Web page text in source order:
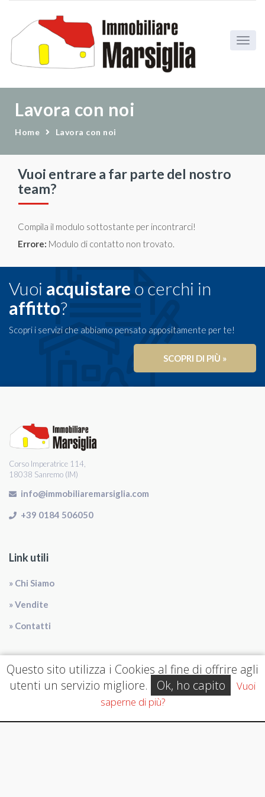
Lavora con noi
Home Lavora con noi
Vuoi entrare a far parte del nostro
team?
Compila il modulo sottostante per incontrarci!
Errore: Modulo di contatto non trovato.
Vuoi acquistare o cerchi in
affitto?
Scopri i servizi che abbiamo pensato appositamente per te!
SCOPRI DI PIÙ »
Corso Imperatrice 114,
18038 Sanremo (IM)
info@immobiliaremarsiglia.com
+39 0184 506050
Link utili
» Chi Siamo
» Vendite
» Contatti
Social
Questo sito utilizza i Cookies al fine di offrire agli
utenti un servizio migliore.
Ok, ho capito
Vuoi
saperne di più?